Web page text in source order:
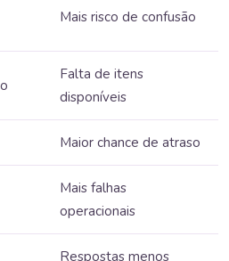
Mais risco de confusão
Falta de itens
disponíveis
Maior chance de atraso
Mais falhas
operacionais
Respostas menos